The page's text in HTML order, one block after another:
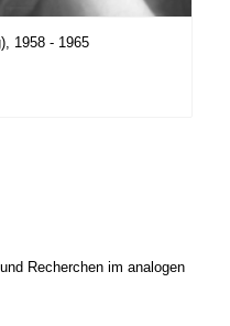
1958 - 1965
Recherchen im analogen